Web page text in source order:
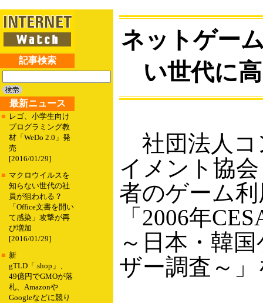
記事検索
最新ニュース
■ レゴ、小学生向け
プログラミング教
材「WeDo 2.0」発
売
[2016/01/29]
■ マクロウイルスを
知らない世代の社
員が狙われる？
「Office文書を開い
て感染」攻撃が再
び増加
[2016/01/29]
■ 新
gTLD「.shop」、
49億円でGMOが落
札、Amazonや
Googleなどに競り
ネットゲー
い世代に
社団法人コ
イメント協
者のゲーム
「2006年
～日本・韓
ザー調査～